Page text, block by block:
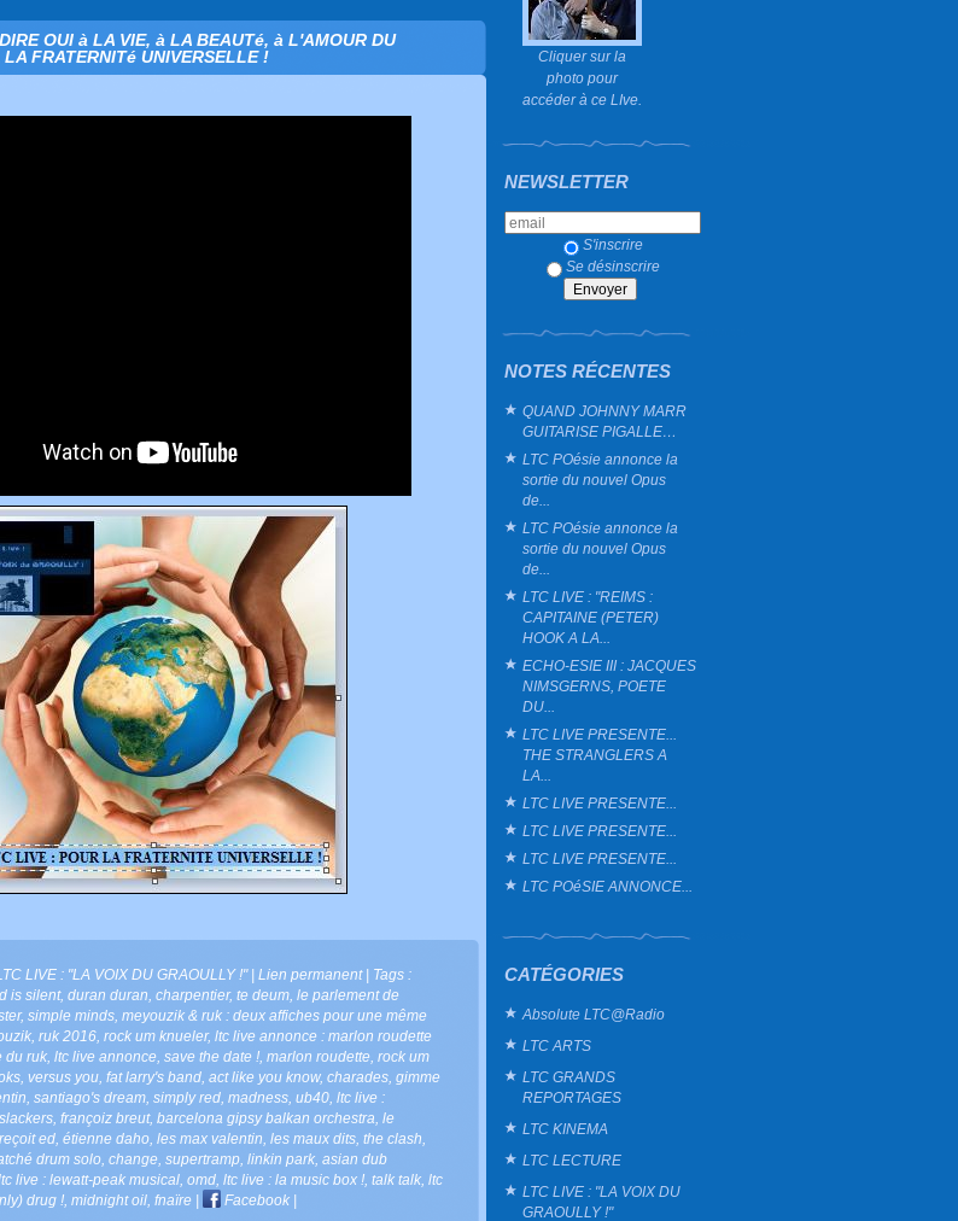
Cliquer sur la
photo pour
accéder à ce LIve.
NEWSLETTER
S'inscrire
Se désinscrire
NOTES RÉCENTES
QUAND JOHNNY MARR
GUITARISE PIGALLE…
LTC POésie annonce la
sortie du nouvel Opus
de...
LTC POésie annonce la
sortie du nouvel Opus
de...
LTC LIVE : "REIMS :
CAPITAINE (PETER)
HOOK A LA...
ECHO-ESIE III : JACQUES
NIMSGERNS, POETE
DU...
LTC LIVE PRESENTE...
THE STRANGLERS A
LA...
LTC LIVE PRESENTE...
LTC LIVE PRESENTE...
LTC LIVE PRESENTE...
LTC POéSIE ANNONCE...
CATÉGORIES
Absolute LTC@Radio
LTC ARTS
LTC GRANDS
REPORTAGES
LTC KINEMA
LTC LECTURE
LTC LIVE : "LA VOIX DU
GRAOULLY !"
OUI à LA VIE, à LA BEAUTé, à L'AMOUR DU
FRATERNITé UNIVERSELLE !
LIVE : "LA VOIX DU GRAOULLY !"| Lien permanent| Tags :
is silent, duran duran charpentier, te deum le parlement de
, simple minds meyouzik & ruk : deux affiches pour une même
ruk 2016 rock um knueler, ltc live annonce : marlon roudette
du ruk ltc live annonce save the date ! marlon roudette rock um
versus you fat larry's band act like you know, charades gimme
santiago's dream simply red madness ub40 ltc live :
françoiz breut, barcelona gipsy balkan orchestra le
ed étienne daho les max valentin les maux dits the clash
drum solo change supertramp linkin park asian dub
live : lewatt-peak musical omd ltc live : la music box ! talk talk ltc
drug ! midnight oil fnaïre Facebook